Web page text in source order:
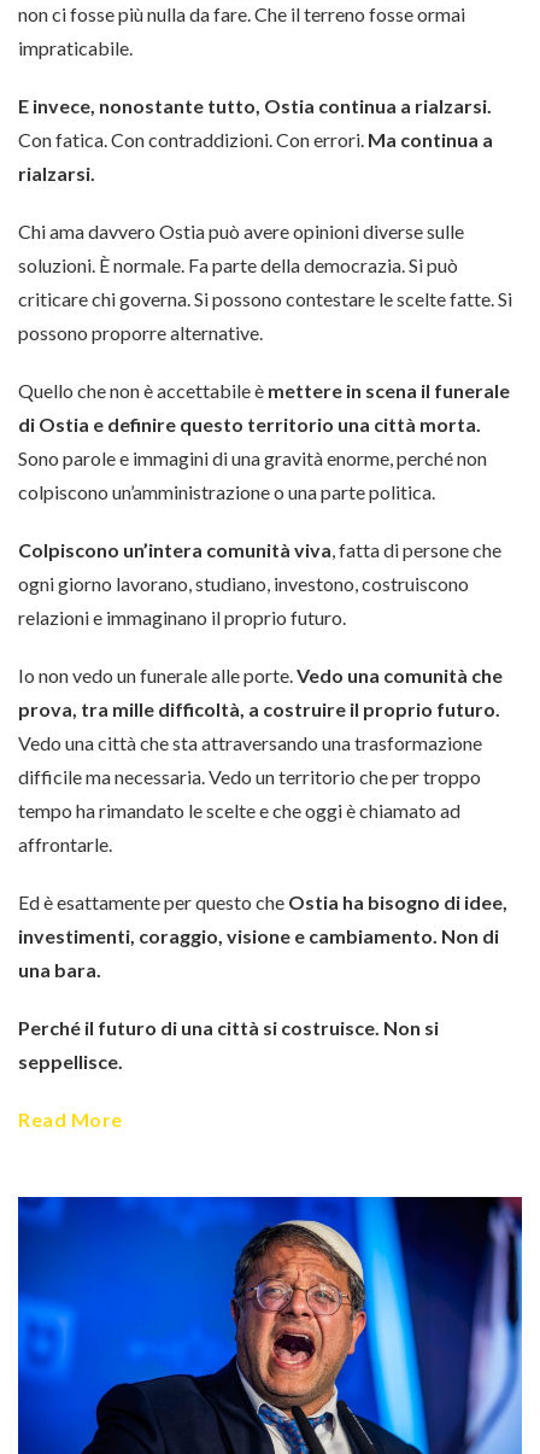
non ci fosse più nulla da fare. Che il terreno fosse ormai
impraticabile.
E invece, nonostante tutto, Ostia continua a rialzarsi.
Con fatica. Con contraddizioni. Con errori. Ma continua a
rialzarsi.
Chi ama davvero Ostia può avere opinioni diverse sulle
soluzioni. È normale. Fa parte della democrazia. Si può
criticare chi governa. Si possono contestare le scelte fatte. Si
possono proporre alternative.
Quello che non è accettabile è mettere in scena il funerale
di Ostia e definire questo territorio una città morta.
Sono parole e immagini di una gravità enorme, perché non
colpiscono un’amministrazione o una parte politica.
Colpiscono un’intera comunità viva, fatta di persone che
ogni giorno lavorano, studiano, investono, costruiscono
relazioni e immaginano il proprio futuro.
Io non vedo un funerale alle porte.Vedo una comunità che
prova, tra mille difficoltà, a costruire il proprio futuro.
Vedo una città che sta attraversando una trasformazione
difficile ma necessaria. Vedo un territorio che per troppo
tempo ha rimandato le scelte e che oggi è chiamato ad
affrontarle.
Ed è esattamente per questo che Ostia ha bisogno di idee,
investimenti, coraggio, visione e cambiamento. Non di
una bara.
Perché il futuro di una città si costruisce. Non si
seppellisce.
Read More